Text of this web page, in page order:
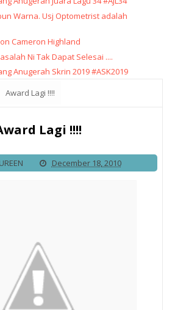
Warna. Usj Optometrist adalah
Cameron Highland
Ni Tak Dapat Selesai ....
Anugerah Skrin 2019 #ASK2019
Award Lagi !!!!
Lagi !!!!
December 18, 2010